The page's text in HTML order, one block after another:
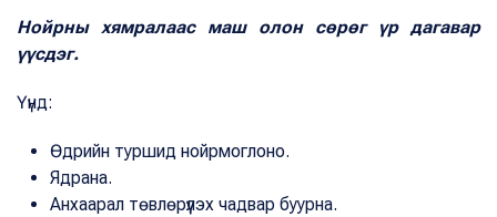
Нойрны хямралаас маш олон сөрөг үр дагавар
үүсдэг.
Үүнд:
Өдрийн туршид нойрмоглоно.
Ядрана.
Анхаарал төвлөрүүлэх чадвар буурна.